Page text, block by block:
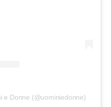
e Donne (@uominiedonne)